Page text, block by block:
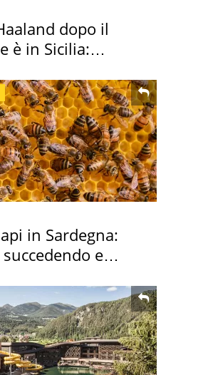
dopo il
è in Sicilia:
in Sardegna:
e